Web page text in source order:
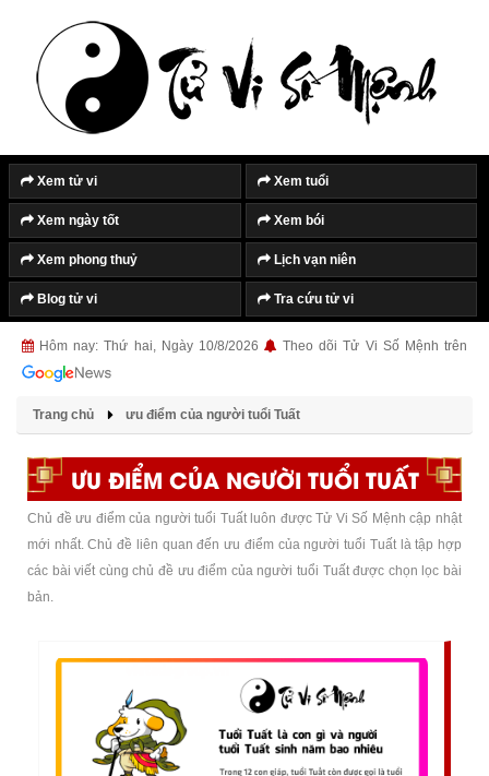
Xem tử vi Xem tuổi
Xem ngày tốt Xem bói
Xem phong thuỷ Lịch vạn niên
Blog tử vi Tra cứu tử vi
Hôm nay: Thứ hai, Ngày 10/8/2026 Theo dõi Tử Vi Số Mệnh trên
Trang chủ ưu điểm của người tuổi Tuất
ƯU ĐIỂM CỦA NGƯỜI TUỔI TUẤT
Chủ đề ưu điểm của người tuổi Tuất luôn được Tử Vi Số Mệnh cập nhật
mới nhất. Chủ đề liên quan đến ưu điểm của người tuổi Tuất là tập hợp
các bài viết cùng chủ đề ưu điểm của người tuổi Tuất được chọn lọc bài
bản.